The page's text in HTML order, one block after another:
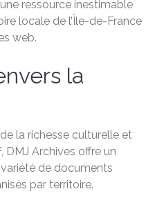
ressource inestimable
locale de l’Île-de-France
web.
la
la richesse culturelle et
DMJ Archives offre un
de documents
par territoire.